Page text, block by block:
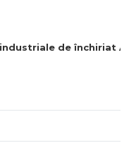
de închiriat
1.354 mp, fiind
de aproximativ